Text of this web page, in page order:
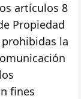
artículos 8
Propiedad
la
fines